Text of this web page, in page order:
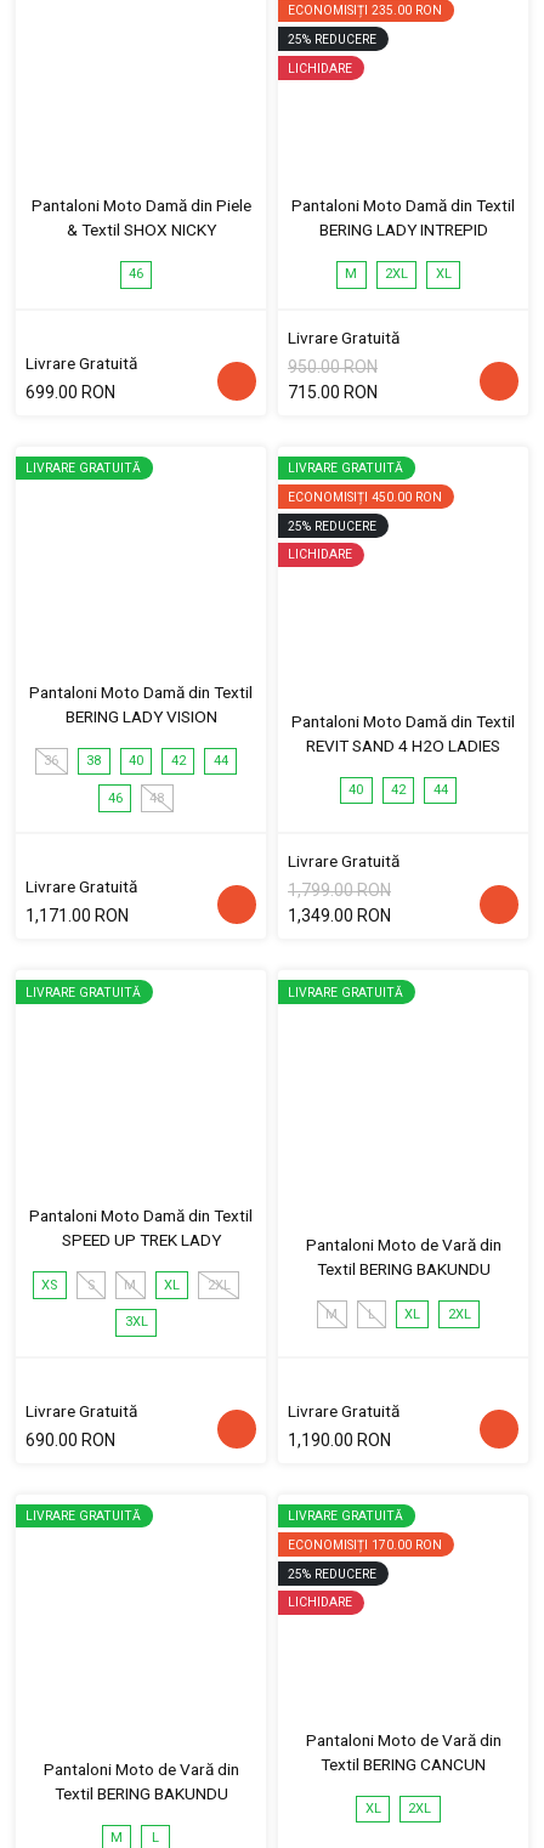
Pantaloni Moto Damă din Piele
& Textil SHOX NICKY
46
Livrare Gratuită
699.00 RON
ECONOMISIȚI 235.00 RON
25% REDUCERE
LICHIDARE
Pantaloni Moto Damă din Textil
BERING LADY INTREPID
M 2XL XL
Livrare Gratuită
950.00 RON
715.00 RON
LIVRARE GRATUITĂ
Pantaloni Moto Damă din Textil
BERING LADY VISION
36 38 40 42 44
46 48
Livrare Gratuită
1,171.00 RON
LIVRARE GRATUITĂ
ECONOMISIȚI 450.00 RON
25% REDUCERE
LICHIDARE
Pantaloni Moto Damă din Textil
REVIT SAND 4 H2O LADIES
40 42 44
Livrare Gratuită
1,799.00 RON
1,349.00 RON
LIVRARE GRATUITĂ
Pantaloni Moto Damă din Textil
SPEED UP TREK LADY
XS S M XL 2XL
3XL
Livrare Gratuită
690.00 RON
LIVRARE GRATUITĂ
Pantaloni Moto de Vară din
Textil BERING BAKUNDU
M L XL 2XL
Livrare Gratuită
1,190.00 RON
LIVRARE GRATUITĂ
Pantaloni Moto de Vară din
Textil BERING BAKUNDU
M L
LIVRARE GRATUITĂ
ECONOMISIȚI 170.00 RON
25% REDUCERE
LICHIDARE
Pantaloni Moto de Vară din
Textil BERING CANCUN
XL 2XL